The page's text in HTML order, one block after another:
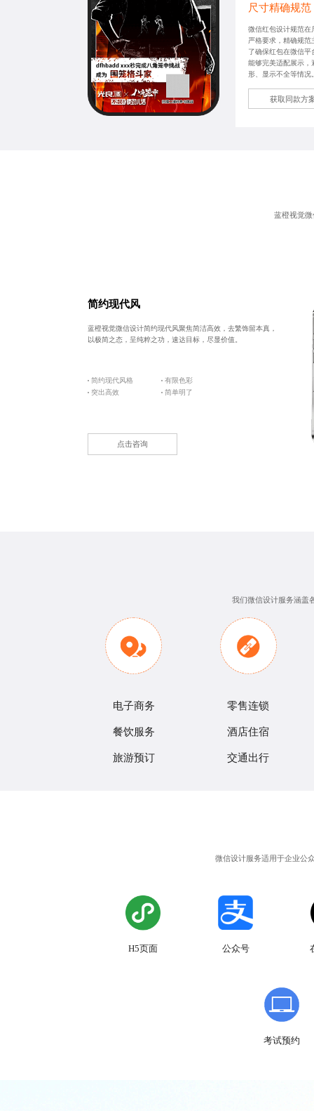
尺寸精确规范
微信红包设计规范在
严格要求，精确规范
了确保红包在微信平
能够完美适配展示，
形、显示不全等情况
获取同款方
蓝橙视觉
简约现代风
蓝橙视觉微信设计简约现代风聚焦简洁高效，去繁饰留本真，
以极简之态，呈纯粹之功，速达目标，尽显价值。
简约现代风格
有限色彩
突出高效
简单明了
点击咨询
我们微信设计服务涵盖
电子商务
餐饮服务
旅游预订
零售连锁
酒店住宿
交通出行
微信设计服务适用于企业公
H5页面 公众号
考试预约